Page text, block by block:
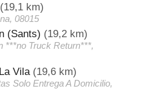
(19,1 km)
08015
(Sants) (19,2 km)
***no Truck Return***,
Vila (19,6 km)
Solo Entrega A Domicilio,